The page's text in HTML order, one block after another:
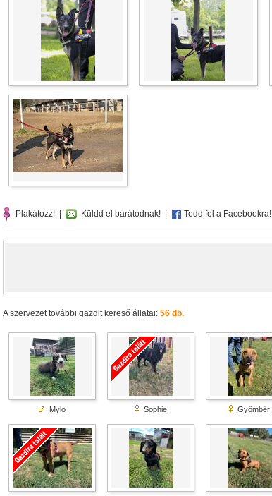
Plakátozz! Küldd el barátodnak! Tedd fel a Facebookra!
A szervezet további gazdit kereső állatai: 56 db.
Mylo Sophie Gyömbér